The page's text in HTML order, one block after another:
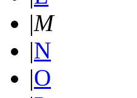
|M
|N
|O